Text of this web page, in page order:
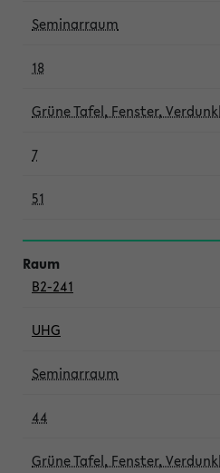
Seminarraum
18
Grüne Tafel, Fenster,
7
51
B2-241
UHG
Seminarraum
44
Grüne Tafel, Fenster,